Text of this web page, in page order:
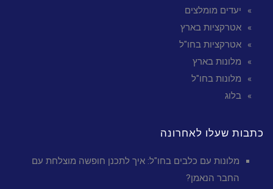
יעדים מומלצים
אטרקציות בארץ
אטרקציות בחו"ל
מלונות בארץ
מלונות בחו"ל
בלוג
כתבות שעלו לאחרונה
מלונות עם כלבים בחו"ל: איך לתכנן חופשה מוצלחת עם
החבר הנאמן?